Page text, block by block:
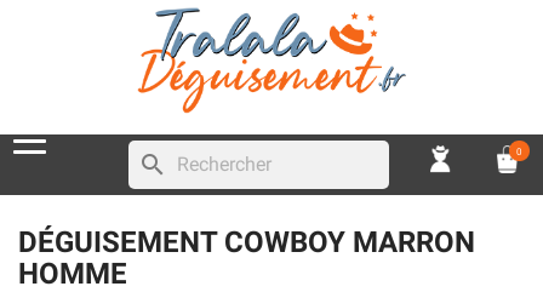
search 0
DÉGUISEMENT COWBOY MARRON
HOMME